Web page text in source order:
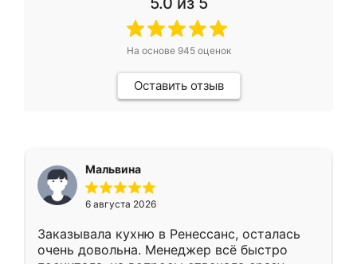
На основе 945оценок
Оставить отзыв
Мальвина
6 августа 2026
Заказывала кухню в Ренессанс, осталась
очень довольна. Менеджер всё быстро